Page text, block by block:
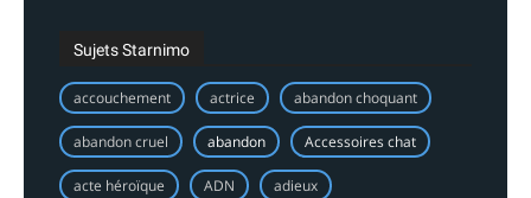
Sujets Starnimo
accouchement actrice abandon choquant
abandon cruel abandon Accessoires chat
acte héroïque ADN adieux